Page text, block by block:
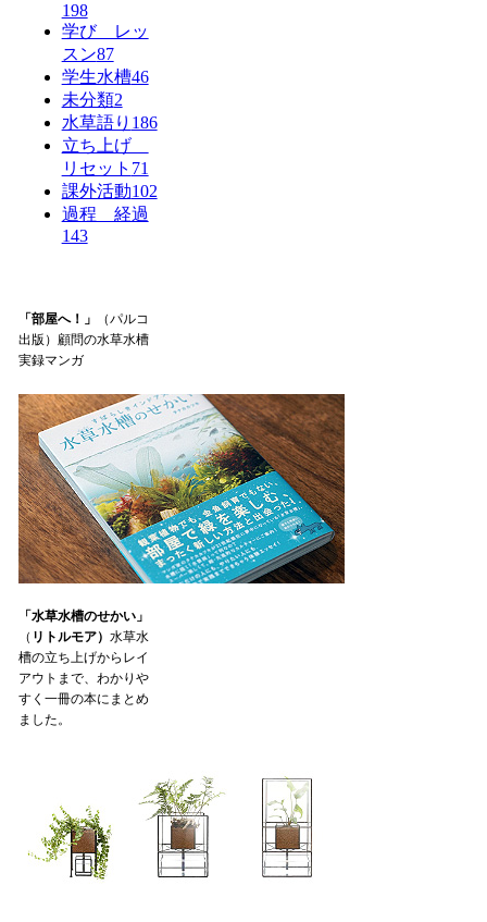
198
学び レッ
スン87
学生水槽46
未分類2
水草語り 186
立ち上げ
リセット 71
課外活動102
過程 経過
143
「部屋へ！」
（パルコ
出版）顧問の水草水槽
実録マンガ
「水草水槽のせかい」
（ リトルモア） 水草水
槽の立ち上げからレイ
アウトまで、わかりや
すく一冊の本にまとめ
ました。